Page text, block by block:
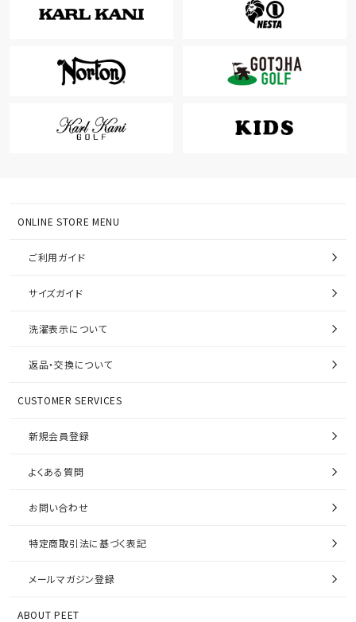
ONLINE STORE MENU
ご利用ガイド
サイズガイド
洗濯表示について
返品・交換について
CUSTOMER SERVICES
新規会員登録
よくある質問
お問い合わせ
特定商取引法に基づく表記
メールマガジン登録
ABOUT PEET